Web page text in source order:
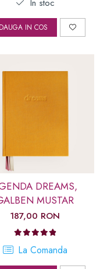
In stoc
IN COS
DREAMS,
MUSTAR
187,00 RON
La Comanda